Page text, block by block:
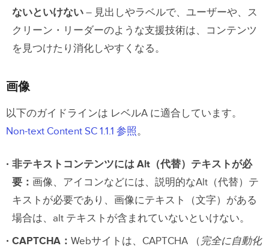
ないといけない – 見出しやラベルで、ユーザーや、ス
クリーン・リーダーのような支援技術は、コンテンツ
を見つけたり消化しやすくなる。
画像
以下のガイドラインは レベルA に適合しています。
Non-text Content SC 1.1.1 参照。
非テキストコンテンツには Alt（代替）テキストが必
要： 画像、アイコンなどには、説明的なAlt（代替）テ
キストが必要であり、画像にテキスト（文字）がある
場合は、alt テキストが含まれていないといけない。
CAPTCHA： Webサイトは、CAPTCHA （ 完全に自動化